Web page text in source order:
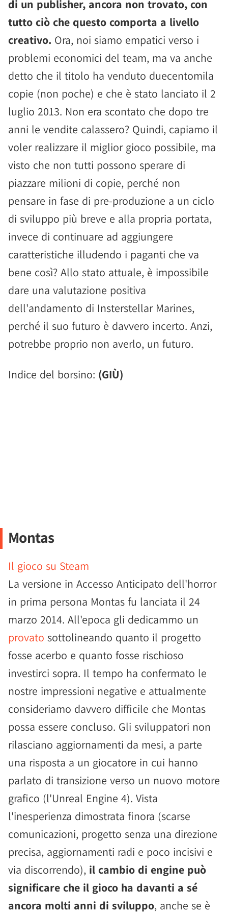
di un publisher, ancora non trovato, con
tutto ciò che questo comporta a livello
creativo. Ora, noi siamo empatici verso i
problemi economici del team, ma va anche
detto che il titolo ha venduto duecentomila
copie (non poche) e che è stato lanciato il 2
luglio 2013. Non era scontato che dopo tre
anni le vendite calassero? Quindi, capiamo il
voler realizzare il miglior gioco possibile, ma
visto che non tutti possono sperare di
piazzare milioni di copie, perché non
pensare in fase di pre-produzione a un ciclo
di sviluppo più breve e alla propria portata,
invece di continuare ad aggiungere
caratteristiche illudendo i paganti che va
bene così? Allo stato attuale, è impossibile
dare una valutazione positiva
dell'andamento di Insterstellar Marines,
perché il suo futuro è davvero incerto. Anzi,
potrebbe proprio non averlo, un futuro.
Indice del borsino: (GIÙ)
Montas
Il gioco su Steam
La versione in Accesso Anticipato dell'horror
in prima persona Montas fu lanciata il 24
marzo 2014. All'epoca gli dedicammo un
provato sottolineando quanto il progetto
fosse acerbo e quanto fosse rischioso
investirci sopra. Il tempo ha confermato le
nostre impressioni negative e attualmente
consideriamo davvero difficile che Montas
possa essere concluso. Gli sviluppatori non
rilasciano aggiornamenti da mesi, a parte
una risposta a un giocatore in cui hanno
parlato di transizione verso un nuovo motore
grafico (l'Unreal Engine 4). Vista
l'inesperienza dimostrata finora (scarse
comunicazioni, progetto senza una direzione
precisa, aggiornamenti radi e poco incisivi e
via discorrendo), il cambio di engine può
significare che il gioco ha davanti a sé
ancora molti anni di sviluppo, anche se è